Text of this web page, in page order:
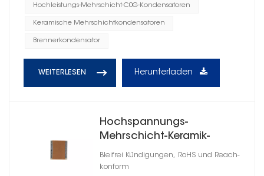
Hochleistungs-Mehrschicht-C0G-Kondensatoren
Keramische Mehrschichtkondensatoren
Brennerkondensator
WEITERLESEN Herunterladen
Hochspannungs-
Mehrschicht-Keramik-
Chipkondensatoren 1206
Bleifrei Kündigungen, RoHS und Reach-
konform